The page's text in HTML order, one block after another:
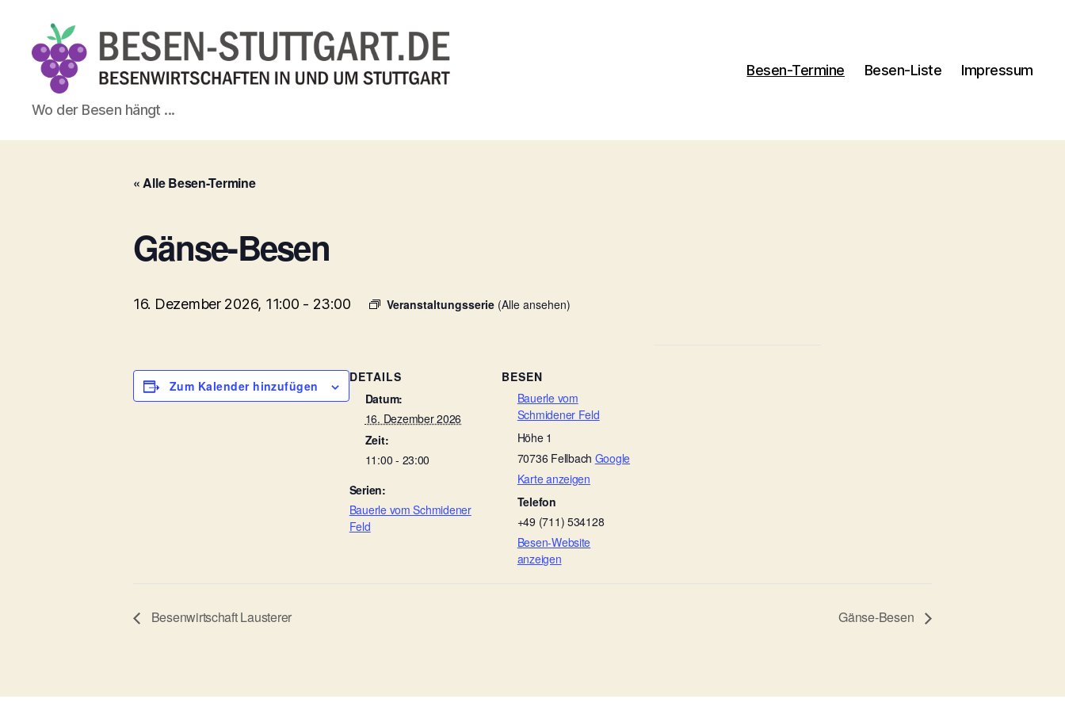
Besen-
Stuttgart.de
Wo der Besen hängt ...
Besen-Termine Besen-Liste Impressum
« Alle Besen-Termine
Gänse-Besen
16. Dezember 2026, 11:00 - 23:00 Veranstaltungsserie (Alle ansehen)
Zum Kalender hinzufügen
DETAILS
Datum:
16. Dezember 2026
Zeit:
11:00 - 23:00
Serien:
Bauerle vom Schmidener
Feld
BESEN
Bauerle vom
Schmidener Feld
Höhe 1
70736 Fellbach Google
Karte anzeigen
Telefon
+49 (711) 534128
Besen-Website
anzeigen
Besenwirtschaft Lausterer Gänse-Besen